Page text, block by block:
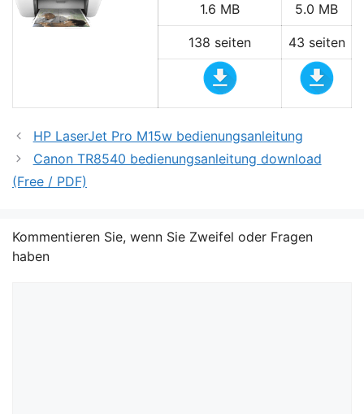
1.6 MB 5.0 MB
138 seiten 43 seiten
HP LaserJet Pro M15w bedienungsanleitung
Canon TR8540 bedienungsanleitung download
(Free / PDF)
Kommentieren Sie, wenn Sie Zweifel oder Fragen
haben